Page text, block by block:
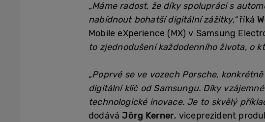
„Máme radost, že díky spolupráci s
nabídnout bohatší digitální zážitky,“říká
Mobile eXperience (MX) v Samsung
to zjednodušení každodenního života, o
„Poprvé se ve vozech Porsche,
digitální klíč od Samsungu. Díky
technologické inovace. Je to skvělý
dodáváJörg Kerner, viceprezident